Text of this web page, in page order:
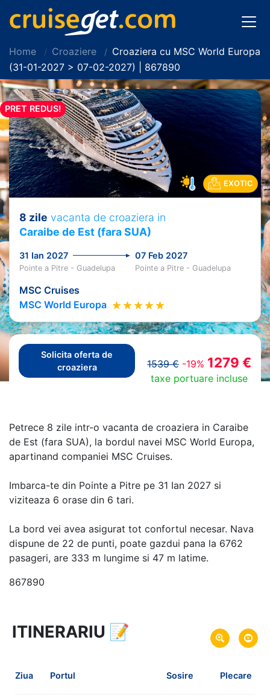
Home Croaziere
Croaziera cu MSC World Europa
(31-01-2027 > 07-02-2027) | 867890
PRET REDUS!
EXOTIC
8 zile vacanta de croaziera in
Caraibe de Est (fara SUA)
31 Ian 2027 07 Feb 2027
Pointe a Pitre - Guadelupa Pointe a Pitre - Guadelupa
MSC Cruises
MSC World Europa
Solicita oferta de
croaziera
1539 € -19% 1279 €
taxe portuare incluse
Petrece 8 zile intr-o vacanta de croaziera in Caraibe
de Est (fara SUA), la bordul navei MSC World Europa,
apartinand companiei MSC Cruises.
Imbarca-te din Pointe a Pitre pe 31 Ian 2027 si
viziteaza 6 orase din 6 tari.
La bord vei avea asigurat tot confortul necesar. Nava
dispune de 22 de punti, poate gazdui pana la 6762
pasageri, are 333 m lungime si 47 m latime.
867890
8 zile vacanta de croaziera in
Caraibe de Est (fara SUA) -
Plecare pe 31 Ian 2027
din Pointe a Pitre,
ITINERARIU 📝
Ziua Portul Sosire Plecare